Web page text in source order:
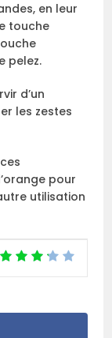
en leur
touche
pelez.
d’un
les zestes
pour
utilisation